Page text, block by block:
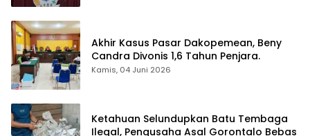
Akhir Kasus Pasar Dakopemean, Beny
Candra Divonis 1,6 Tahun Penjara.
Kamis, 04 Juni 2026
Ketahuan Selundupkan Batu Tembaga
Ilegal, Pengusaha Asal Gorontalo Bebas